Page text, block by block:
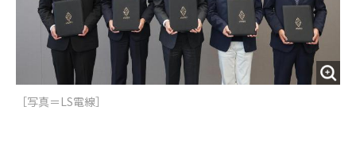
［写真＝LS電線］